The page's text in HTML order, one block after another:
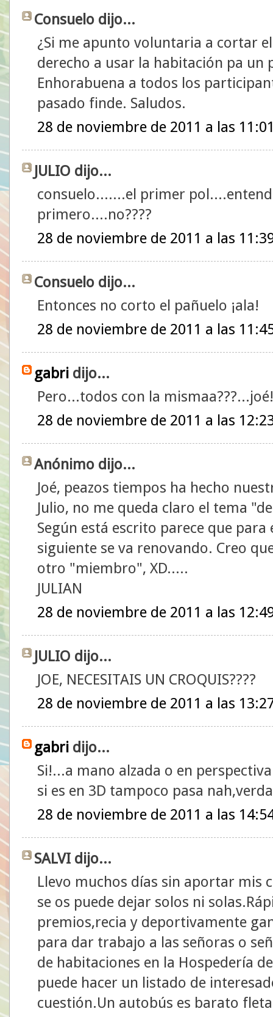
Consuelo dijo...
¿Si me apunto voluntaria a cortar
derecho a usar la habitación pa un
Enhorabuena a todos los
pasado finde. Saludos.
28 de noviembre de 2011 a las
JULIO dijo...
consuelo.......el primer
primero....no????
28 de noviembre de 2011 a las
Consuelo dijo...
Entonces no corto el pañuelo ¡ala!
28 de noviembre de 2011 a las
gabri dijo...
Pero...todos con la
28 de noviembre de 2011 a las
Anónimo dijo...
Joé, peazos tiempos ha hecho
Julio, no me queda claro el tema
Según está escrito parece que
siguiente se va renovando. Creo
otro "miembro", XD.....
JULIAN
28 de noviembre de 2011 a las
JULIO dijo...
JOE, NECESITAIS UN CROQUIS????
28 de noviembre de 2011 a las
gabri dijo...
Si!...a mano alzada o en
si es en 3D tampoco pasa
28 de noviembre de 2011 a las
SALVI dijo...
Llevo muchos días sin aportar mis
se os puede dejar solos ni
premios,recia y deportivamente
para dar trabajo a las señoras o
de habitaciones en la Hospedería
puede hacer un listado de
cuestión.Un autobús es barato